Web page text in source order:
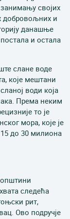
својих
добровољних и
данашње
и остала
слане воде
које мештани
води која
Према неким
то је
мора, које је
до 30 милиона
следећа
рит,
Ово подручје